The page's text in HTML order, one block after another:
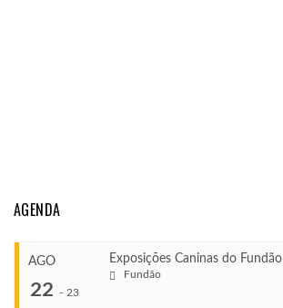
AGENDA
AGO
22 - 23
Exposições Caninas do Fundão
Fundão